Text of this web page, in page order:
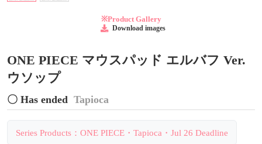
※Product Gallery
Download images
ONE PIECE マウスパッド エルバフ Ver.
ウソップ
〇 Has ended Tapioca
Series Products：ONE PIECE・Tapioca・Jul 26 Deadline